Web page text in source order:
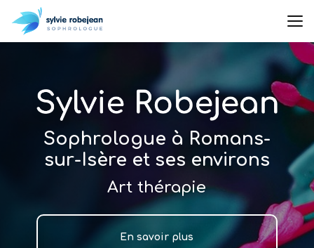
au
contenu
Sophrologue à Romans-
sur-Isère et ses environs
Art thérapie
En savoir plus